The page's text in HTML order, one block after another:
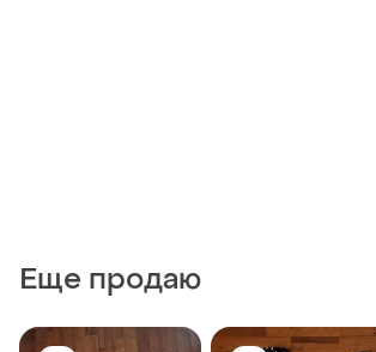
Еще продаю